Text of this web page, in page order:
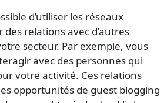
d’utiliser les réseaux
relations avec d’autres
secteur. Par exemple, vous
avec des personnes qui
votre activité. Ces relations
opportunités de guest blogging